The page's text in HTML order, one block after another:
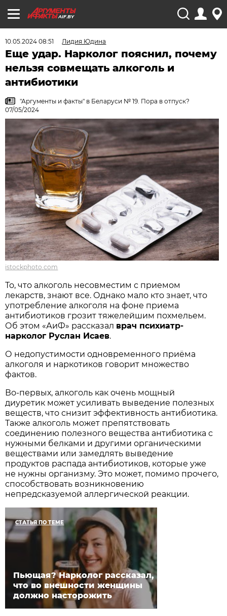
AIF.BY
10.05.2024 08:51 Лидия Юдина
Еще удар. Нарколог пояснил, почему
нельзя совмещать алкоголь и
антибиотики
"Аргументы и факты" в Беларуси № 19. Пора в отпуск?
07/05/2024
istockphoto.com
То, что алкоголь несовместим с приемом
лекарств, знают все. Однако мало кто знает, что
употребление алкоголя на фоне приема
антибиотиков грозит тяжелейшим похмельем.
Об этом «АиФ» рассказал врач психиатр-
нарколог Руслан Исаев.
О недопустимости одновременного приёма
алкоголя и наркотиков говорит множество
фактов.
Во-первых, алкоголь как очень мощный
диуретик может усиливать выведение полезных
веществ, что снизит эффективность антибиотика.
Также алкоголь может препятствовать
соединению полезного вещества антибиотика с
нужными белками и другими органическими
веществами или замедлять выведение
продуктов распада антибиотиков, которые уже
не нужны организму. Это может, помимо прочего,
способствовать возникновению
непредсказуемой аллергической реакции.
СТАТЬЯ ПО ТЕМЕ
Пьющая? Нарколог рассказал,
что во внешности женщины
должно насторожить